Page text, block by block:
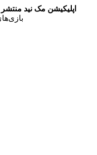
اپلیکیشن مک نید